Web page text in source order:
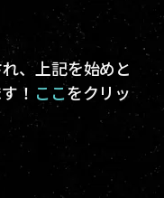
、上記を始めと
！ ここをクリッ